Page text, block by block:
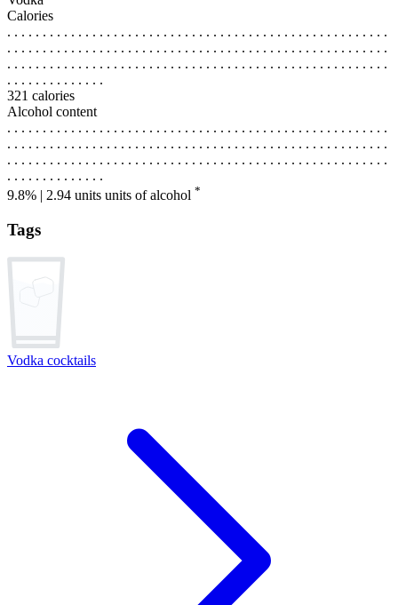
Calories
. . . . . . . . . . . . . . . . . . . . . . . . . . . . . . . . . . . . . . . . . . . . . . . . . . . . . .
. . . . . . . . . . . . . . . . . . . . . . . . . . . . . . . . . . . . . . . . . . . . . . . . . . . . . .
. . . . . . . . . . . . . . . . . . . . . . . . . . . . . . . . . . . . . . . . . . . . . . . . . . . . . .
. . . . . . . . . . . . . .
321 calories
Alcohol content
. . . . . . . . . . . . . . . . . . . . . . . . . . . . . . . . . . . . . . . . . . . . . . . . . . . . . .
. . . . . . . . . . . . . . . . . . . . . . . . . . . . . . . . . . . . . . . . . . . . . . . . . . . . . .
. . . . . . . . . . . . . . . . . . . . . . . . . . . . . . . . . . . . . . . . . . . . . . . . . . . . . .
. . . . . . . . . . . . . .
9.8% | 2.94 units units of alcohol *
Tags
Vodka cocktails